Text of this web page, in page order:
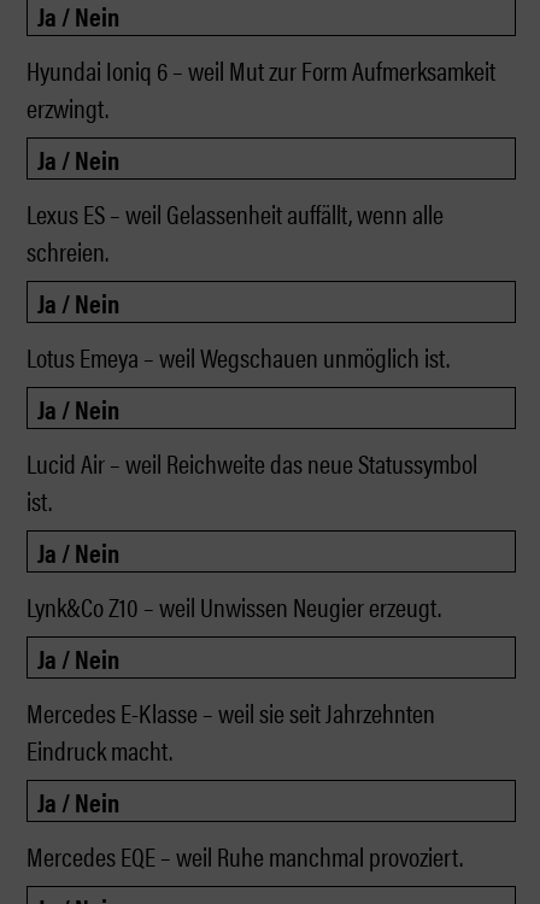
Hyundai Ioniq 6 – weil Mut zur Form Aufmerksamkeit
erzwingt.
Lexus ES – weil Gelassenheit auffällt, wenn alle
schreien.
Lotus Emeya – weil Wegschauen unmöglich ist.
Lucid Air – weil Reichweite das neue Statussymbol
ist.
Lynk&Co Z10 – weil Unwissen Neugier erzeugt.
Mercedes E-Klasse – weil sie seit Jahrzehnten
Eindruck macht.
Mercedes EQE – weil Ruhe manchmal provoziert.